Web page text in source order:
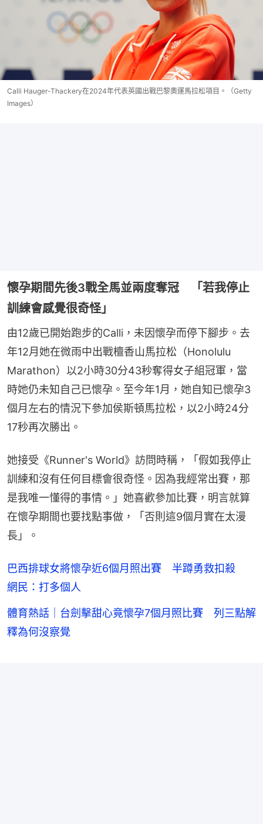
Calli Hauger-Thackery在2024年代表英國出戰巴黎奧運馬拉松項目。（Getty
Images）
懷孕期間先後3戰全馬並兩度奪冠 「若我停止
訓練會感覺很奇怪」
由12歲已開始跑步的Calli，未因懷孕而停下腳步。去
年12月她在微雨中出戰檀香山馬拉松（Honolulu
Marathon）以2小時30分43秒奪得女子組冠軍，當
時她仍未知自己已懷孕。至今年1月，她自知已懷孕3
個月左右的情況下參加侯斯頓馬拉松，以2小時24分
17秒再次勝出。
她接受《Runner's World》訪問時稱，「假如我停止
訓練和沒有任何目標會很奇怪。因為我經常出賽，那
是我唯一懂得的事情。」她喜歡參加比賽，明言就算
在懷孕期間也要找點事做，「否則這9個月實在太漫
長」。
巴西排球女將懷孕近6個月照出賽 半蹲勇救扣殺
網民：打多個人
體育熱話｜台劍擊甜心竟懷孕7個月照比賽 列三點解
釋為何沒察覺